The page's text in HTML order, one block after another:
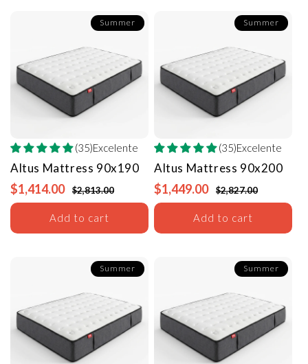
Summer
(35)Excelente
Altus Mattress 90x190
$1,414.00 $2,813.00
Add to cart
Summer
(35)Excelente
Altus Mattress 90x200
$1,449.00 $2,827.00
Add to cart
Summer Summer